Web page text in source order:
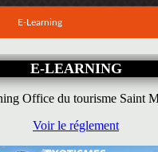
E-Learning